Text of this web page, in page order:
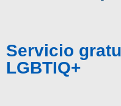
Servicio
LGBTIQ+